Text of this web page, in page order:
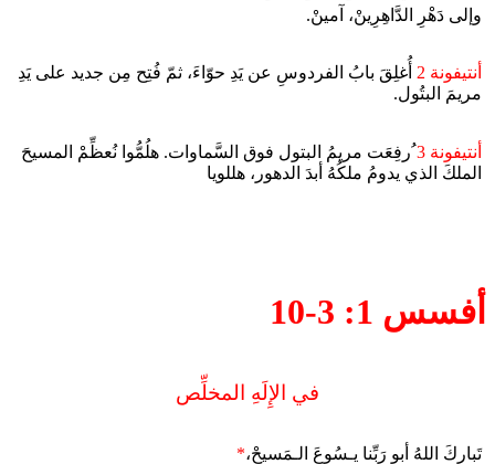
وإلى دَهْرِ الدَّاهِرِينْ، آمينْ.
أنتيفونة 2
أُغلِقَ بابُ الفردوسِ عن يَدِ حوّاءَ، ثمّ فُتِح مِن جديد على يَدِ
مريمَ البتُول.
أنتيفونة 3
ُرفِعَت مريمُ البتول فوق السَّماوات. هلُمُّوا نُعظِّمْ المسيحَ
الملكَ الذي يدومُ ملكُهُ أبدَ الدهور، هللويا
أفسس 1: 3-10
في الإِلَهِ المخلِّص
تَباركَ اللهُ أبو رَبِّنا يـسُوعَ الـمَسيحْ،*